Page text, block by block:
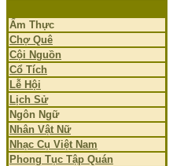
Ẩm Thực
Chợ Quê
Cội Nguồn
Cổ Tích
Lễ Hội
Lịch Sử
Ngôn Ngữ
Nhân Vật Nữ
Nhạc Cụ Việt Nam
Phong Tục Tập Quán